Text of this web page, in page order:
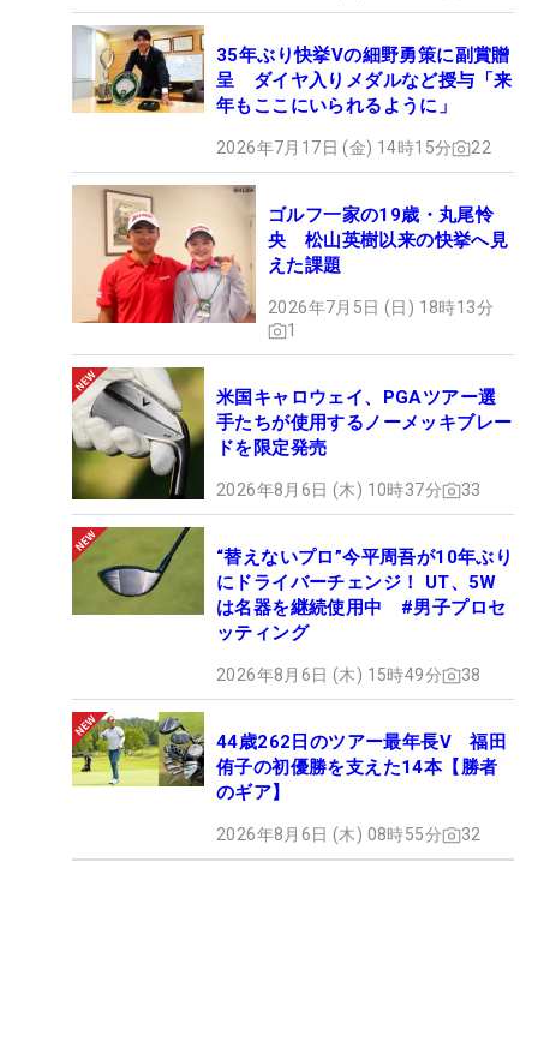
35年ぶり快挙Vの細野勇策に副賞贈
呈 ダイヤ入りメダルなど授与「来
年もここにいられるように」
2026年7月17日 (金) 14時15分 22
ゴルフ一家の19歳・丸尾怜
央 松山英樹以来の快挙へ見
えた課題
2026年7月5日 (日) 18時13分
1
米国キャロウェイ、PGAツアー選
手たちが使用するノーメッキブレー
ドを限定発売
2026年8月6日 (木) 10時37分 33
“替えないプロ”今平周吾が10年ぶり
にドライバーチェンジ！ UT、5W
は名器を継続使用中 #男子プロセ
ッティング
2026年8月6日 (木) 15時49分 38
44歳262日のツアー最年長V 福田
侑子の初優勝を支えた14本【勝者
のギア】
2026年8月6日 (木) 08時55分 32